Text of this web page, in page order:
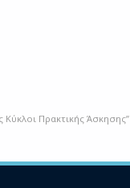
Κύκλοι Πρακτικής Άσκησης”